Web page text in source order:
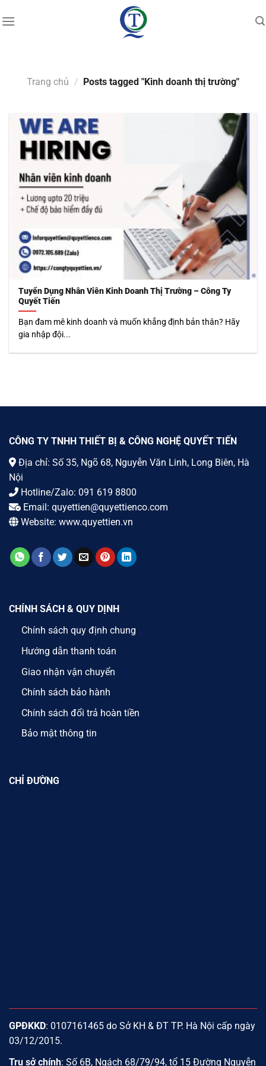
to
Trang chủ / Posts tagged "Kinh doanh thị trường"
Tuyển Dụng Nhân Viên Kinh Doanh Thị Trường – Công Ty
Quyết Tiến
Bạn đam mê kinh doanh và muốn khẳng định bản thân? Hãy
gia nhập đội...
CÔNG TY TNHH THIẾT BỊ & CÔNG NGHỆ QUYẾT TIẾN
Địa chỉ: Số 35, Ngõ 68, Nguyễn Văn Linh, Long Biên, Hà
Nội
Hotline/Zalo: 091 619 8800
Email: quyettien@quyettienco.com
Website: www.quyettien.vn
CHÍNH SÁCH & QUY DỊNH
Chính sách quy định chung
Hướng dẫn thanh toán
Giao nhận vận chuyển
Chính sách bảo hành
Chính sách đổi trả hoàn tiền
Bảo mật thông tin
CHỈ ĐƯỜNG
GPĐKKD: 0107161465 do Sở KH & ĐT TP. Hà Nội cấp ngày
03/12/2015.
Trụ sở chính: Số 6B, Ngách 68/79/94, tổ 15 Đường Nguyễn